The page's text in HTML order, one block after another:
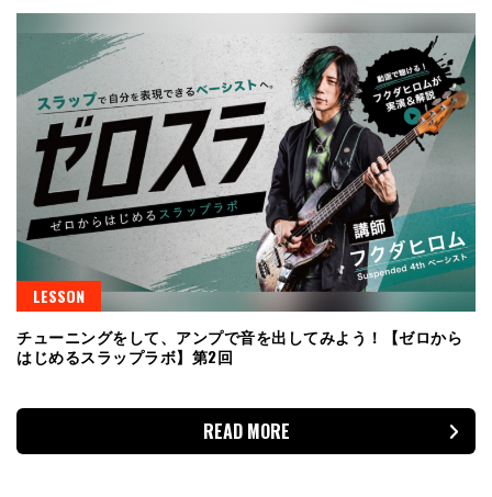
LESSON
チューニングをして、アンプで音を出してみよう！【ゼロから
はじめるスラップラボ】第2回
READ MORE